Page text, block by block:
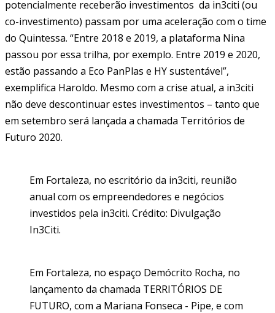
potencialmente receberão investimentos da in3citi (ou
co-investimento) passam por uma aceleração com o time
do Quintessa. “Entre 2018 e 2019, a plataforma Nina
passou por essa trilha, por exemplo. Entre 2019 e 2020,
estão passando a Eco PanPlas e HY sustentável”,
exemplifica Haroldo. Mesmo com a crise atual, a in3citi
não deve descontinuar estes investimentos – tanto que
em setembro será lançada a chamada Territórios de
Futuro 2020.
Em Fortaleza, no escritório da in3citi, reunião
anual com os empreendedores e negócios
investidos pela in3citi. Crédito: Divulgação
In3Citi.
Em Fortaleza, no espaço Demócrito Rocha, no
lançamento da chamada TERRITÓRIOS DE
FUTURO, com a Mariana Fonseca - Pipe, e com